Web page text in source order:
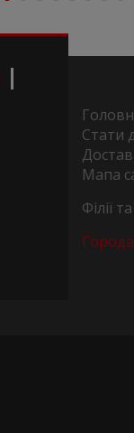
Стати
Мапа
Філії
Города